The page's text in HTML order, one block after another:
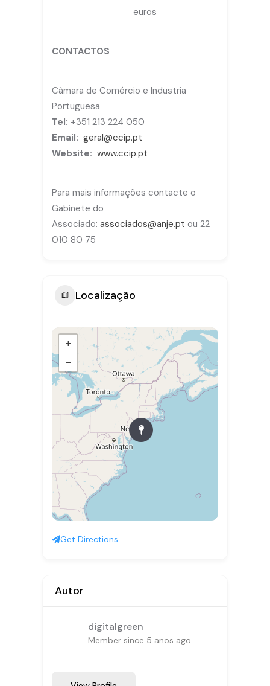
euros
CONTACTOS
Câmara de Comércio e Industria
Portuguesa
Tel: +351 213 224 050
Email: geral@ccip.pt
Website: www.ccip.pt
Para mais informações contacte o
Gabinete do
Associado: associados@anje.pt ou 22
010 80 75
Localização
+
−
Get Directions
Autor
digitalgreen
Member since 5 anos ago